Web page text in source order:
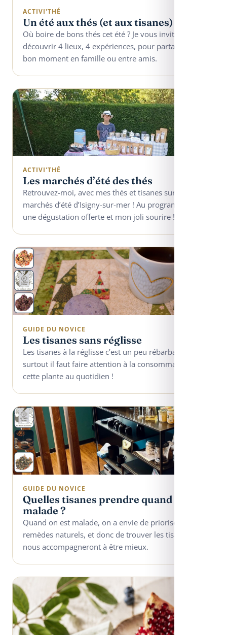
ACTIVI'THÉ
Un été aux thés (et aux tisanes)
Où boire de bons thés cet été ? Je vous invite à
découvrir 4 lieux, 4 expériences, pour partager un
bon moment en famille ou entre amis.
ACTIVI'THÉ
Les marchés d’été des thés
Retrouvez-moi, avec mes thés et tisanes sur les
marchés d’été d’Isigny-sur-mer ! Au programme :
une dégustation offerte et mon joli sourire !
GUIDE DU NOVICE
Les tisanes sans réglisse
Les tisanes à la réglisse c’est un peu rébarbatif, mais
surtout il faut faire attention à la consommation de
cette plante au quotidien !
GUIDE DU NOVICE
Quelles tisanes prendre quand on est
malade ?
Quand on est malade, on a envie de prioriser les
remèdes naturels, et donc de trouver les tisanes qui
nous accompagneront à être mieux.